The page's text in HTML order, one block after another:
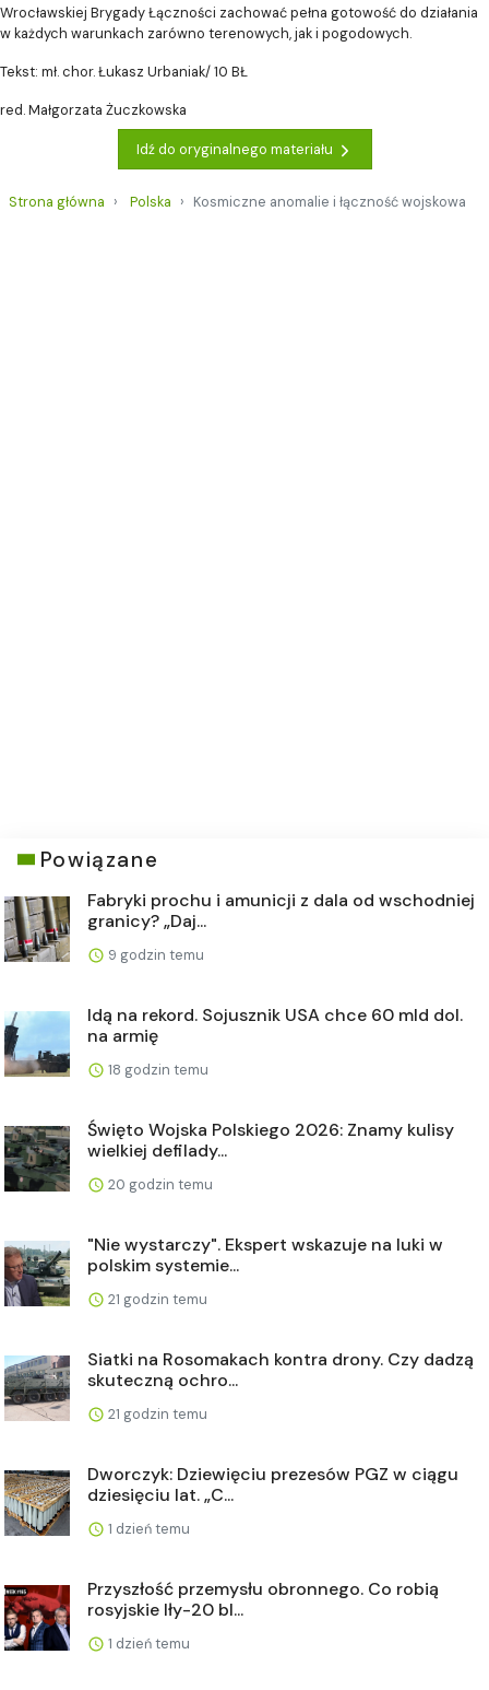
Wrocławskiej Brygady Łączności zachować pełna gotowość do działania
w każdych warunkach zarówno terenowych, jak i pogodowych.
Tekst: mł. chor. Łukasz Urbaniak/ 10 BŁ
red. Małgorzata Żuczkowska
Idź do oryginalnego materiału
Strona główna Polska Kosmiczne anomalie i łączność wojskowa
Powiązane
Fabryki prochu i amunicji z dala od wschodniej
granicy? „Daj...
9 godzin temu
Idą na rekord. Sojusznik USA chce 60 mld dol.
na armię
18 godzin temu
Święto Wojska Polskiego 2026: Znamy kulisy
wielkiej defilady...
20 godzin temu
"Nie wystarczy". Ekspert wskazuje na luki w
polskim systemie...
21 godzin temu
Siatki na Rosomakach kontra drony. Czy dadzą
skuteczną ochro...
21 godzin temu
Dworczyk: Dziewięciu prezesów PGZ w ciągu
dziesięciu lat. „C...
1 dzień temu
Przyszłość przemysłu obronnego. Co robią
rosyjskie Iły-20 bl...
1 dzień temu